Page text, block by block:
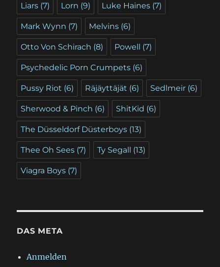
Liars (7) Lorn (9) Luke Haines (7)
Mark Wynn (7) Melvins (6)
Otto Von Schirach (8) Powell (7)
Psychedelic Porn Crumpets (6)
Pussy Riot (6) Räjäyttäjät (6) Sedlmeir (6)
Sherwood & Pinch (6) ShitKid (6)
The Düsseldorf Düsterboys (13)
Thee Oh Sees (7) Ty Segall (13)
Viagra Boys (7)
DAS META
Anmelden